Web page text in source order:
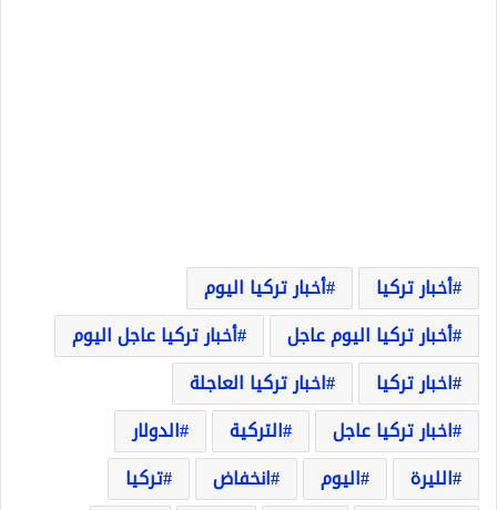
أخبار تركيا
أخبار تركيا اليوم
أخبار تركيا اليوم عاجل
أخبار تركيا عاجل اليوم
اخبار تركيا
اخبار تركيا العاجلة
اخبار تركيا عاجل
التركية
الدولار
الليرة
اليوم انخفاض
تركيا